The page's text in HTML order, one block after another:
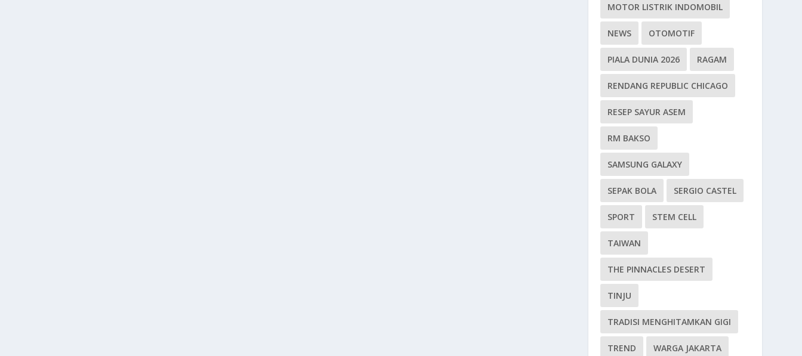
MOTOR LISTRIK INDOMOBIL
NEWS OTOMOTIF
PIALA DUNIA 2026 RAGAM
RENDANG REPUBLIC CHICAGO
RESEP SAYUR ASEM
RM BAKSO
SAMSUNG GALAXY
SEPAK BOLA SERGIO CASTEL
SPORT STEM CELL
TAIWAN
THE PINNACLES DESERT
TINJU
TRADISI MENGHITAMKAN GIGI
TREND WARGA JAKARTA